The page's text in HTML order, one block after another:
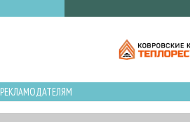
РЕКЛАМОДАТЕЛЯМ